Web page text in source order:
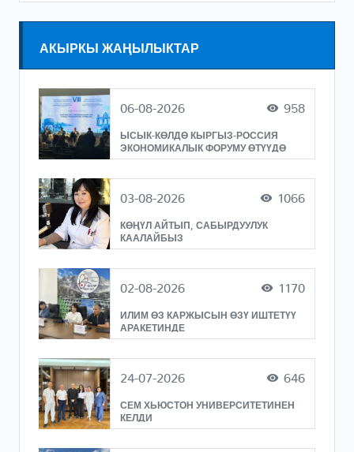
АКЫРКЫ ЖАҢЫЛЫКТАР
06-08-2026 958
ЫСЫК-КӨЛДӨ КЫРГЫЗ-РОССИЯ
ЭКОНОМИКАЛЫК ФОРУМУ ӨТҮҮДӨ
03-08-2026 1066
КӨҢҮЛ АЙТЫП, САБЫРДУУЛУК
КААЛАЙБЫЗ
02-08-2026 1170
ИЛИМ ӨЗ КАРЖЫСЫН ӨЗҮ ИШТЕТҮҮ
АРАКЕТИНДЕ
24-07-2026 646
СЕМ ХЬЮСТОН УНИВЕРСИТЕТИНЕН
КЕЛДИ